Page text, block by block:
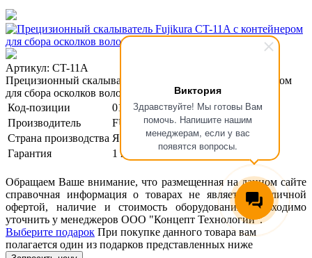
Виктория
Здравствуйте! Мы готовы Вам
помочь. Напишите нашим
менеджерам, если у вас
появятся вопросы.
Артикул: CT-11A
Прецизионный скалыватель Fujikura CT-11A с контейнером
для сбора осколков волокна
Код-позиции
01-00000097
Производитель
FUJIKURA
Страна производства Япония
Гарантия
1 год
Обращаем Ваше внимание, что размещенная на данном сайте
справочная информация о товарах не является публичной
офертой, наличие и стоимость оборудования необходимо
уточнить у менеджеров ООО "Концепт Технологии".
Выберите подарок При покупке данного товара вам
полагается один из подарков представленных ниже